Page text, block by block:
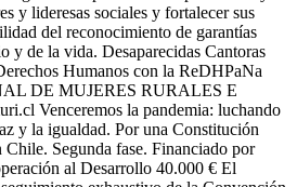
y lideresas sociales y fortalecer sus
del reconocimiento de garantías
y de la vida. Desaparecidas Cantoras
Humanos con la ReDHPaNa
DE MUJERES RURALES E
Venceremos la pandemia: luchando
y la igualdad. Por una Constitución
Segunda fase. Financiado por
al Desarrollo 40.000 € El